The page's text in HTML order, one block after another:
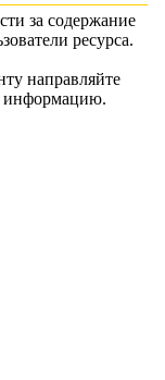
за содержание
ресурса.
направляйте
информацию.